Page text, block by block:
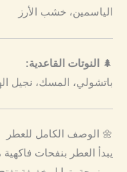
الياسمين، خشب الأرز
🌲
النوتات القاعدية:
باتشولي، المسك، نجيل
🌼 الوصف الكامل للعطر
يبدأ العطر بنفحات